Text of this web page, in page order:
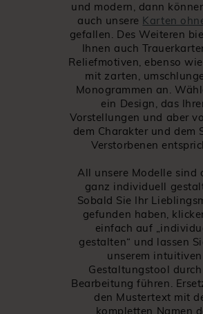
und modern, dann
auch unsere Karten
gefallen. Des Weiteren
Ihnen auch
Reliefmotiven, ebenso
mit zarten,
Monogrammen an.
ein Design, das
Vorstellungen und aber
dem Charakter und dem
Verstorbenen
All unsere Modelle sind
ganz individuell
Sobald Sie Ihr
gefunden haben,
einfach auf
gestalten“ und lassen
unserem intuitiven
Gestaltungstool
Bearbeitung führen.
den Mustertext mit
kompletten Namen